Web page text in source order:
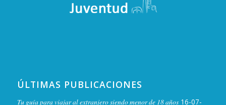
ÚLTIMAS PUBLICACIONES
Tu guía para viajar al extranjero siendo menor de 18 años 16-07-